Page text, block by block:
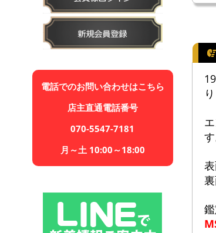
電話でのお問い合わせはこちら
店主直通電話番号
070-5547-7181
月～土 10:00～18:00
す